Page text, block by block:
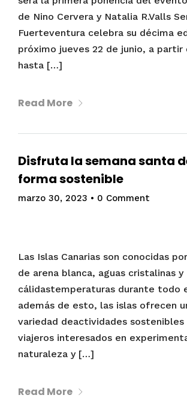
de Nino Cervera y Natalia R.Valls
Fuerteventura celebra su décima
próximo jueves 22 de junio, a partir
hasta […]
Read More
Disfruta la semana santa
forma sostenible
marzo 30, 2023 • 0 Comment
Las Islas Canarias son conocidas
de arena blanca, aguas cristalinas y
cálidastemperaturas durante todo
además de esto, las islas ofrecen
variedad deactividades sostenibles
viajeros interesados en
naturaleza y […]
Read More